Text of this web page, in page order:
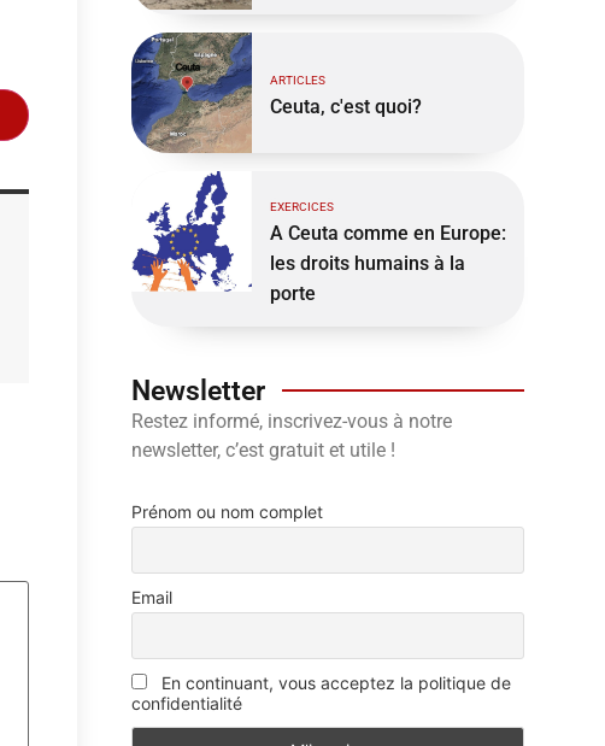
ARTICLES
Ceuta, c'est quoi?
EXERCICES
A Ceuta comme en Europe:
les droits humains à la
porte
Newsletter
Restez informé, inscrivez-vous à notre
newsletter, c’est gratuit et utile !
Prénom ou nom complet
Email
En continuant, vous acceptez la politique de
confidentialité